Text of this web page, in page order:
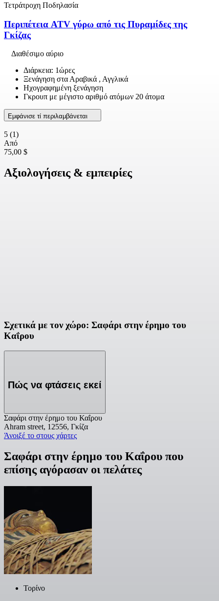
Τετράτροχη Ποδηλασία
Περιπέτεια ATV γύρω από τις Πυραμίδες της
Γκίζας
Διαθέσιμο αύριο
Διάρκεια: 1ώρες
Ξενάγηση στα Αραβικά , Αγγλικά
Ηχογραφημένη ξενάγηση
Γκρουπ με μέγιστο αριθμό ατόμων 20 άτομα
Εμφάνισε τί περιλαμβάνεται
5 (1)
Από
75,00 $
Αξιολογήσεις & εμπειρίες
Σχετικά με τον χώρο: Σαφάρι στην έρημο του
Καΐρου
Πώς να φτάσεις εκεί
Σαφάρι στην έρημο του Καΐρου
Ahram street, 12556, Γκίζα
Άνοιξέ το στους χάρτες
Σαφάρι στην έρημο του Καΐρου που
επίσης αγόρασαν οι πελάτες
Τορίνο